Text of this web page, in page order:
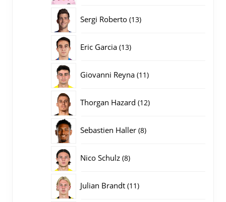
Sergi Roberto 1313
Eric Garcia 1313
Giovanni Reyna 1111
Thorgan Hazard 1212
Sebastien Haller 88
Nico Schulz 88
Julian Brandt 1111